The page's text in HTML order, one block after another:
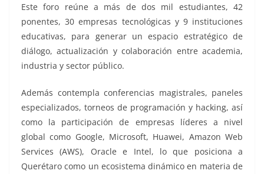
Este foro reúne a más de dos mil estudiantes, 42
ponentes, 30 empresas tecnológicas y 9 instituciones
educativas, para generar un espacio estratégico de
diálogo, actualización y colaboración entre academia,
industria y sector público.
Además contempla conferencias magistrales, paneles
especializados, torneos de programación y hacking, así
como la participación de empresas líderes a nivel
global como Google, Microsoft, Huawei, Amazon Web
Services (AWS), Oracle e Intel, lo que posiciona a
Querétaro como un ecosistema dinámico en materia de